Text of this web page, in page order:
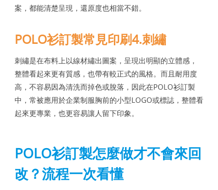
案，都能清楚呈現，還原度也相當不錯。
POLO衫訂製常見印刷4.刺繡
刺繡是在布料上以線材繡出圖案，呈現出明顯的立體感，
整體看起來更有質感，也帶有較正式的風格。而且耐用度
高，不容易因為清洗而掉色或脫落，因此在POLO衫訂製
中，常被應用於企業制服胸前的小型LOGO或標誌，整體看
起來更專業，也更容易讓人留下印象。
POLO衫訂製怎麼做才不會來回
改？流程一次看懂